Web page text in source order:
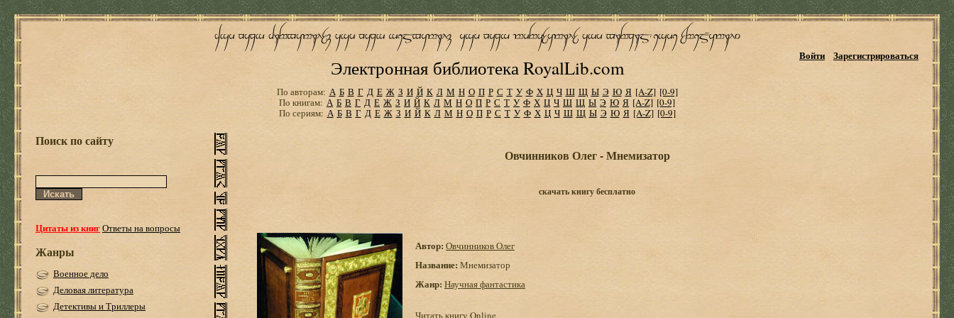
Электронная библиотека RoyalLib.com
Войти Зарегистрироваться
По авторам: А Б В Г Д Е Ж З И Й К Л М Н О П Р С Т У Ф Х Ц Ч Ш Щ Ы Э Ю Я [A-Z] [0-9]
По книгам: А Б В Г Д Е Ж З И Й К Л М Н О П Р С Т У Ф Х Ц Ч Ш Щ Ы Э Ю Я [A-Z] [0-9]
По сериям: А Б В Г Д Е Ж З И Й К Л М Н О П Р С Т У Ф Х Ц Ч Ш Щ Ы Э Ю Я [A-Z] [0-9]
Поиск по сайту
Цитаты из книгОтветы на вопросы
Жанры
Военное дело
Деловая литература
Детективы и Триллеры
Овчинников Олег - Мнемизатор
скачать книгу бесплатно
Автор: Овчинников Олег
Название: Мнемизатор
Жанр: Научная фантастика
Читать книгу Online